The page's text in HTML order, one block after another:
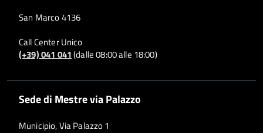
San Marco 4136
Call Center Unico
(+39) 041 041(dalle 08:00 alle 18:00)
Sede di Mestre via Palazzo
Municipio, Via Palazzo 1